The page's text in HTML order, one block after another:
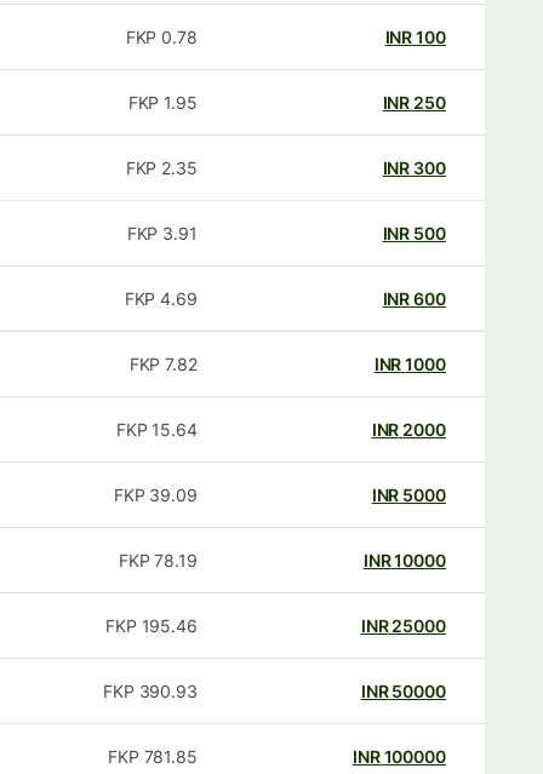
100
INR
0.78
FKP
250
INR
1.95
FKP
300
INR
2.35
FKP
500
INR
3.91
FKP
600
INR
4.69
FKP
1000
INR
7.82
FKP
2000
INR
15.64
FKP
5000
INR
39.09
FKP
10000
INR
78.19
FKP
25000
INR
195.46
FKP
50000
INR
390.93
FKP
100000
INR
781.85
FKP